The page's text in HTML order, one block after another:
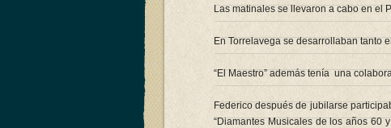
Las matinales se llevaron a cabo en el
En Torrelavega se desarrollaban tanto
“El Maestro” además tenía una
Federico después de jubilarse
“Diamantes Musicales de los años 60